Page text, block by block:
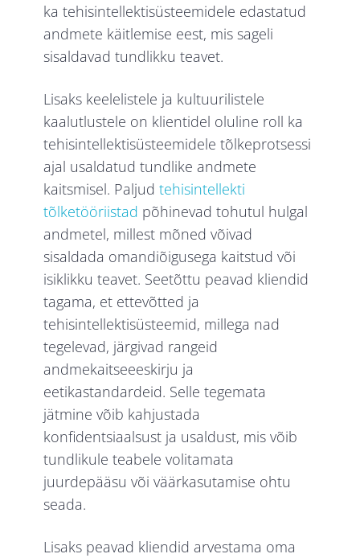
ka tehisintellektisüsteemidele edastatud
andmete käitlemise eest, mis sageli
sisaldavad tundlikku teavet.
Lisaks keelelistele ja kultuurilistele
kaalutlustele on klientidel oluline roll ka
tehisintellektisüsteemidele tõlkeprotsessi
ajal usaldatud tundlike andmete
kaitsmisel. Paljudtehisintellekti
tõlketööriistad põhinevad tohutul hulgal
andmetel, millest mõned võivad
sisaldada omandiõigusega kaitstud või
isiklikku teavet. Seetõttu peavad kliendid
tagama, et ettevõtted ja
tehisintellektisüsteemid, millega nad
tegelevad, järgivad rangeid
andmekaitseeeskirju ja
eetikastandardeid. Selle tegemata
jätmine võib kahjustada
konfidentsiaalsust ja usaldust, mis võib
tundlikule teabele volitamata
juurdepääsu või väärkasutamise ohtu
seada.
Lisaks peavad kliendid arvestama oma